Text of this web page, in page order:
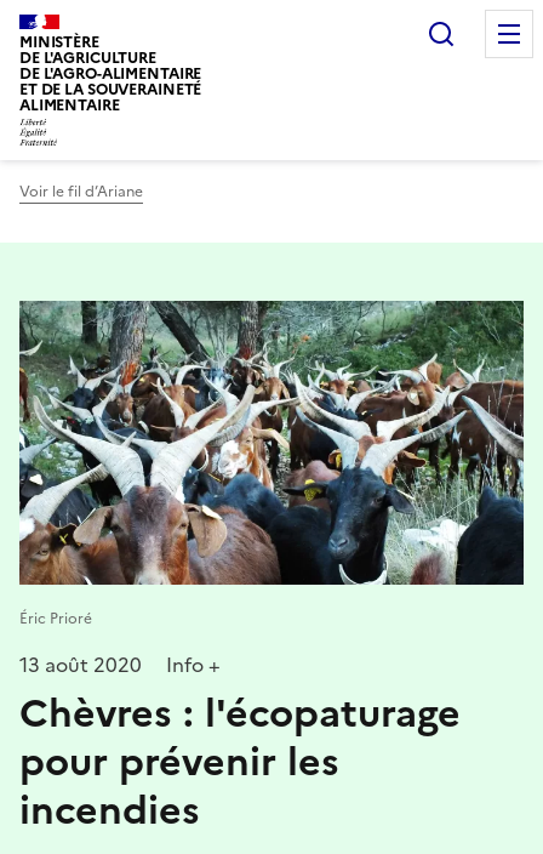
MINISTÈRE
DE L'AGRICULTURE
DE L'AGRO-ALIMENTAIRE
ET DE LA SOUVERAINETÉ
ALIMENTAIRE
Voir le fil d’Ariane
Éric Prioré
13 août 2020 Info +
Chèvres : l'écopaturage
pour prévenir les
incendies